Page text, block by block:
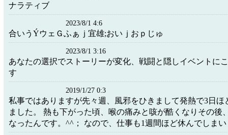
ナラティブ
2023/8/1 4:6
合いうÝウェＧふぁｊ宜雄;おいｊおｐじゅ
2023/8/1 3:16
あなたの選択でストーリーが変化、戦闘と隠しイベントに
す
2019/1/27 0:3
私事ではありますが先々週、風邪をひきまして発熱で3日ほ
ました。 熱も下がった頃、喉の痛みと咳が酷くなりその後
なったんです。^^； なので、仕事も1週間ほど休んでしまい